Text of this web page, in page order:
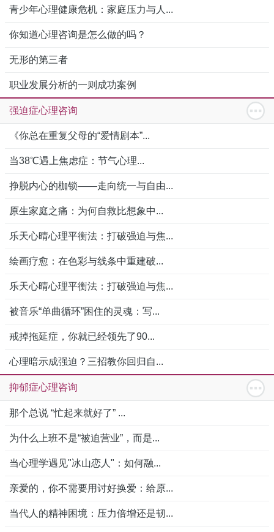
青少年心理健康危机：家庭压力与人...
你知道心理咨询是怎么做的吗？
无形的第三者
职业发展分析的一则成功案例
强迫症心理咨询
《你总在重复父母的“爱情剧本”...
当38℃遇上焦虑症：节气心理...
挣脱内心的枷锁——走向统一与自由...
原生家庭之痛：为何自救比想象中...
乐天心晴心理平衡法：打破强迫与焦...
绘画疗愈：在色彩与线条中重建破...
乐天心晴心理平衡法：打破强迫与焦...
被音乐“单曲循环”困住的灵魂：写...
戒掉拖延症，你就已经领先了90...
心理暗示成强迫？三招教你回归自...
抑郁症心理咨询
那个总说 “忙起来就好了” ...
为什么上班不是“被迫营业”，而是...
当心理学遇见"冰山恋人"：如何融...
亲爱的，你不需要用讨好换爱：给原...
当代人的精神困境：压力倍增还是韧...